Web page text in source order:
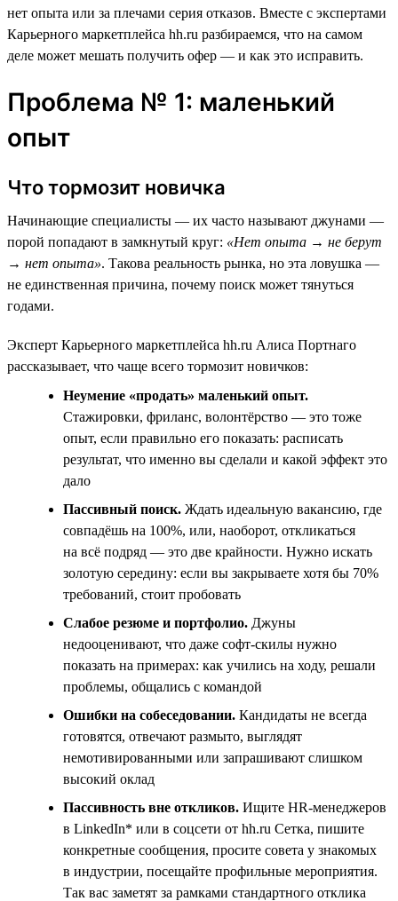
нет опыта или за плечами серия отказов. Вместе с экспертами
Карьерного маркетплейса hh.ru разбираемся, что на самом
деле может мешать получить офер — и как это исправить.
Проблема № 1: маленький
опыт
Что тормозит новичка
Начинающие специалисты — их часто называют джунами —
порой попадают в замкнутый круг: «Нет опыта → не берут
→ нет опыта». Такова реальность рынка, но эта ловушка —
не единственная причина, почему поиск может тянуться
годами.
Эксперт Карьерного маркетплейса hh.ru Алиса Портнаго
рассказывает, что чаще всего тормозит новичков:
Неумение «продать» маленький опыт.
Стажировки, фриланс, волонтёрство — это тоже
опыт, если правильно его показать: расписать
результат, что именно вы сделали и какой эффект это
дало
Пассивный поиск. Ждать идеальную вакансию, где
совпадёшь на 100%, или, наоборот, откликаться
на всё подряд — это две крайности. Нужно искать
золотую середину: если вы закрываете хотя бы 70%
требований, стоит пробовать
Слабое резюме и портфолио. Джуны
недооценивают, что даже софт-скилы нужно
показать на примерах: как учились на ходу, решали
проблемы, общались с командой
Ошибки на собеседовании. Кандидаты не всегда
готовятся, отвечают размыто, выглядят
немотивированными или запрашивают слишком
высокий оклад
Пассивность вне откликов. Ищите HR-менеджеров
в LinkedIn* или в соцсети от hh.ru Сетка, пишите
конкретные сообщения, просите совета у знакомых
в индустрии, посещайте профильные мероприятия.
Так вас заметят за рамками стандартного отклика